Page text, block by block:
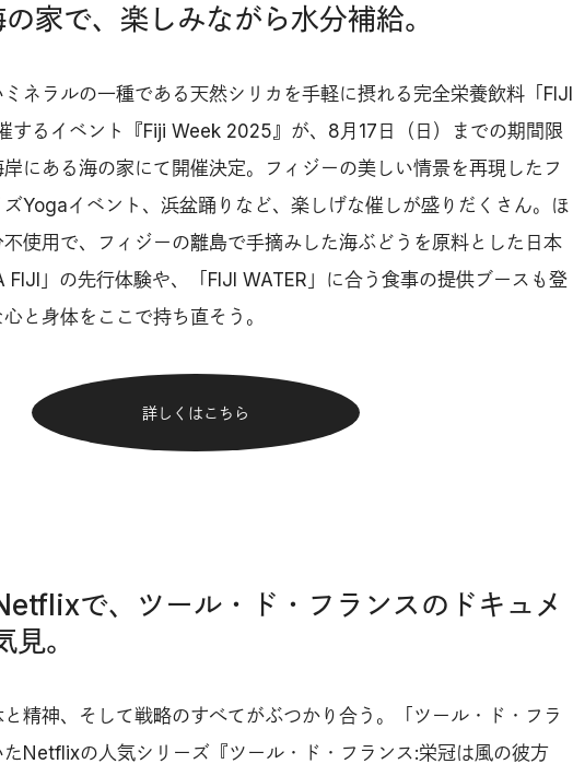
家で、楽しみながら水分補給。
ネラルの一種である天然シリカを手軽に摂れる完全栄養飲料「FIJI
するイベント『Fiji Week 2025』が、8月17日（日）までの期間限
にある海の家にて開催決定。フィジーの美しい情景を再現したフ
Yogaイベント、浜盆踊りなど、楽しげな催しが盛りだくさん。ほ
使用で、フィジーの離島で手摘みした海ぶどうを原料とした日本
」の先行体験や、「FIJI WATER」に合う食事の提供ブースも登
と身体をここで持ち直そう。
詳しくはこちら
で、ツール・ド・フランスのドキュメ
。
精神、そして戦略のすべてがぶつかり合う。「ツール・ド・フラ
たNetflixの人気シリーズ『ツール・ド・フランス:栄冠は風の彼方